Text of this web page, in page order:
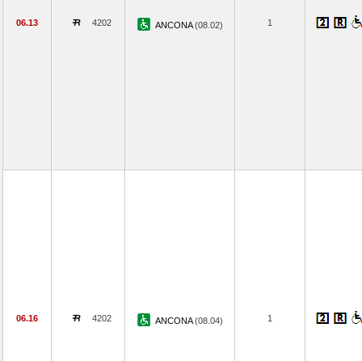
06.13 4202 ANCONA(08.02) 1
06.16 4202 ANCONA(08.04) 1